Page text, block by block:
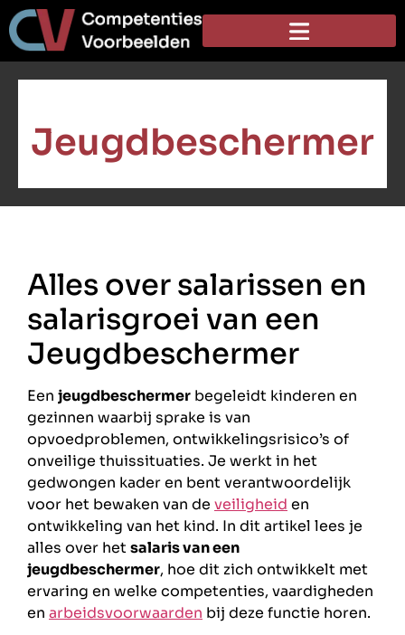
Jeugdbeschermer
Alles over salarissen en
salarisgroei van een
Jeugdbeschermer
Een jeugdbeschermer begeleidt kinderen en
gezinnen waarbij sprake is van
opvoedproblemen, ontwikkelingsrisico’s of
onveilige thuissituaties. Je werkt in het
gedwongen kader en bent verantwoordelijk
voor het bewaken van de veiligheid en
ontwikkeling van het kind. In dit artikel lees je
alles over hetsalaris van een
jeugdbeschermer, hoe dit zich ontwikkelt met
ervaring en welke competenties, vaardigheden
en arbeidsvoorwaarden bij deze functie horen.